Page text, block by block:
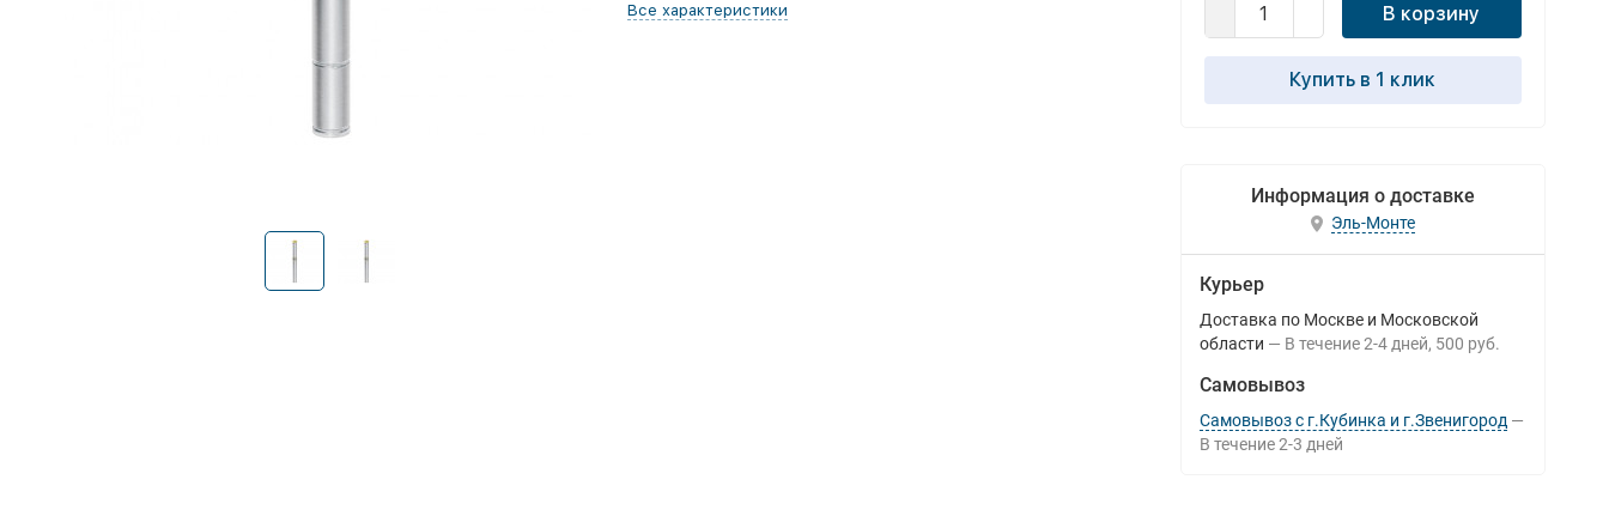
Все характеристики В корзину
Купить в 1 клик
Информация о доставке
Эль-Монте
Курьер
Доставка по Москве и Московской
области
В течение 2-4 дней 500 руб.
Самовывоз
Самовывоз с г.Кубинка и г.Звенигород
В течение 2-3 дней